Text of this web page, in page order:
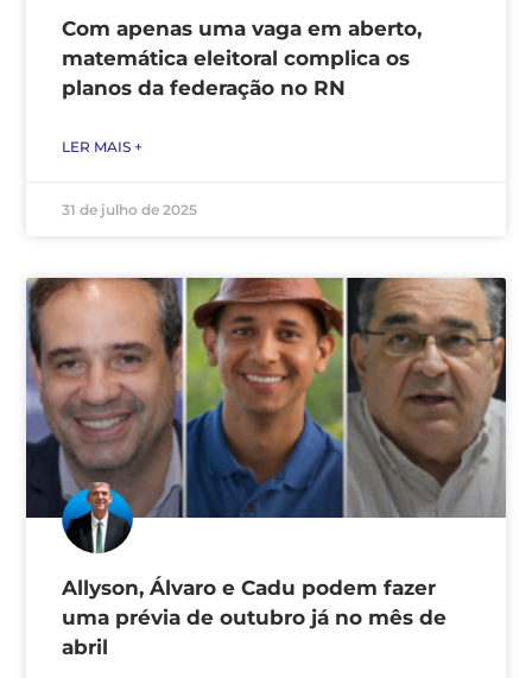
Com apenas uma vaga em aberto,
matemática eleitoral complica os
planos da federação no RN
LER MAIS +
31 de julho de 2025
Allyson, Álvaro e Cadu podem fazer
uma prévia de outubro já no mês de
abril